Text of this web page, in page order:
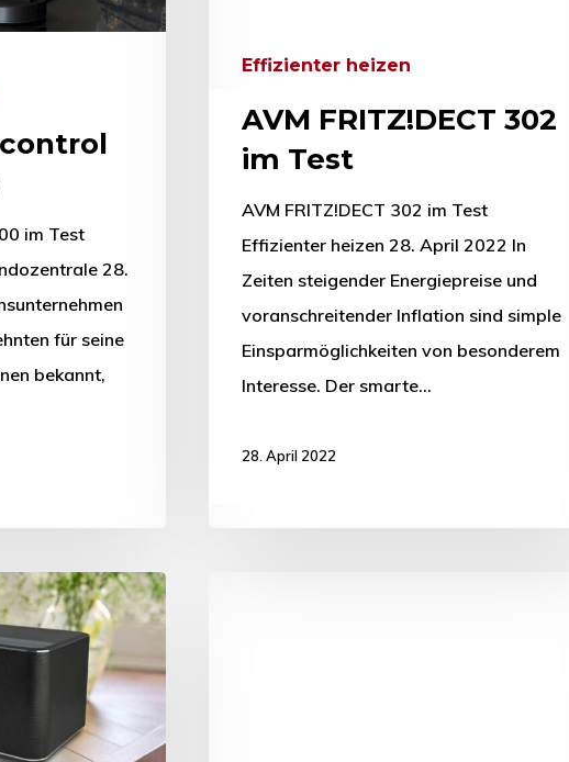
im Test
28.
für seine
bekannt,
Effizienter heizen
AVM FRITZ!DECT 302
im Test
AVM FRITZ!DECT 302 im Test
Effizienter heizen 28. April 2022 In
Zeiten steigender Energiepreise und
voranschreitender Inflation sind simple
Einsparmöglichkeiten von besonderem
Interesse. Der smarte…
28. April 2022